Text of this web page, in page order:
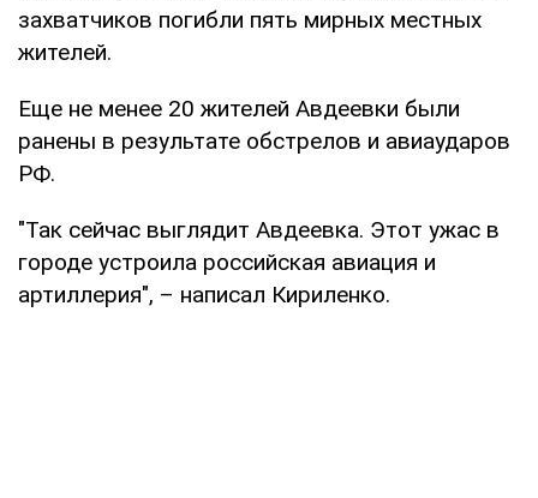
захватчиков погибли пять мирных местных
жителей.
Еще не менее 20 жителей Авдеевки были
ранены в результате обстрелов и авиаударов
РФ.
"Так сейчас выглядит Авдеевка. Этот ужас в
городе устроила российская авиация и
артиллерия", – написал Кириленко.